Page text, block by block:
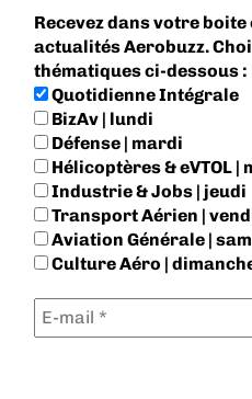
Recevez dans votre
actualités Aerobuzz.
thématiques ci-dessous :
Quotidienne Intégrale
BizAv | lundi
Défense | mardi
Hélicoptères & eVTOL |
Industrie & Jobs | jeudi
Transport Aérien |
Aviation Générale |
Culture Aéro |